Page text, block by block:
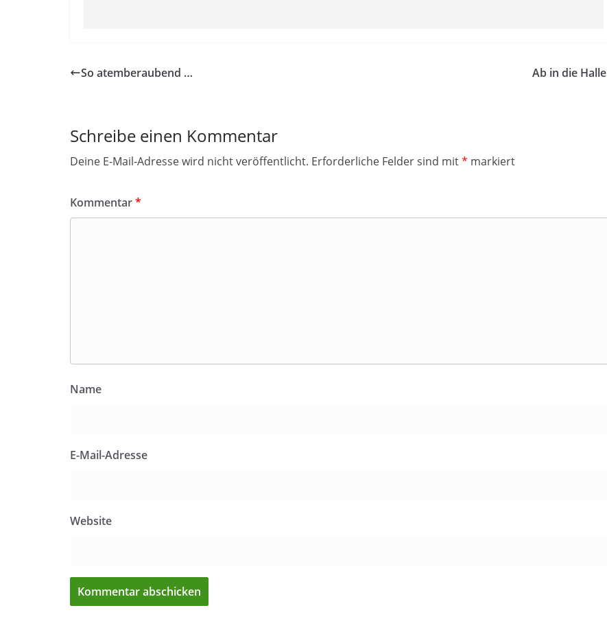
So atemberaubend … Ab in die Halle
Schreibe einen Kommentar
Deine E-Mail-Adresse wird nicht veröffentlicht. Erforderliche Felder sind mit* markiert
Kommentar*
Name
E-Mail-Adresse
Website